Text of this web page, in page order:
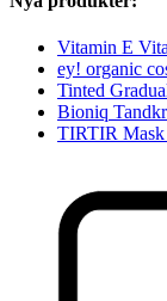
Vitamin E
ey! organic
Tinted
Bioniq
TIRTIR